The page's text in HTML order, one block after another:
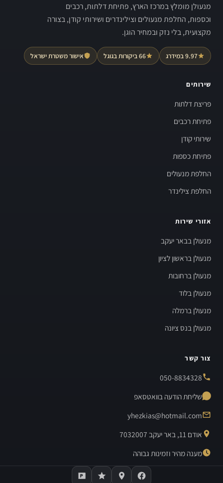
מנעולן מומלץ במרכז הארץ, פתיחת דלתות, רכבים
וכספות, החלפת מנעולים וצילינדרים ושירותי קודן, בצורה
מקצועית, בלי נזק ובמחיר הוגן.
9.97 במידרג 66 ביקורות בגוגל אישור משטרת ישראל
שירותים
פריצת דלתות
פתיחת רכבים
שירותי קודן
פתיחת כספות
החלפת מנעולים
החלפת צילינדר
אזורי שירות
מנעולן בבאר יעקב
מנעולן בראשון לציון
מנעולן ברחובות
מנעולן בלוד
מנעולן ברמלה
מנעולן בנס ציונה
צור קשר
050-8834328
שליחת הודעה בוואטסאפ
yhezkias@hotmail.com
אודם 11, באר יעקב 7032007
מענה מהיר וזמינות גבוהה